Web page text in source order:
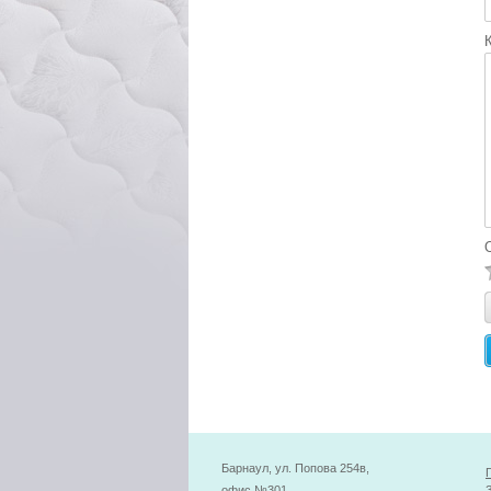
Барнаул, ул. Попова 254в,